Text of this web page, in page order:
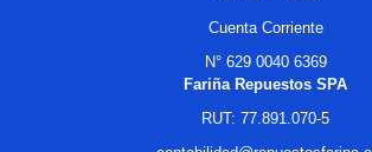
Cuenta Corriente
N° 629 0040 6369
Fariña Repuestos SPA
RUT: 77.891.070-5